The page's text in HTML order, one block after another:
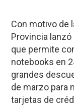
Con motivo de
Provincia
que permite
notebooks en
grandes
de marzo para
tarjetas de